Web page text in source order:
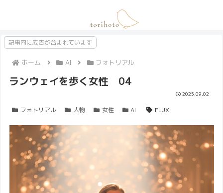
記事内に広告が含まれています
ホーム AI フォトリアル
ランウェイを歩く女性 04
2025.09.02
フォトリアル 人物 女性 AI FLUX